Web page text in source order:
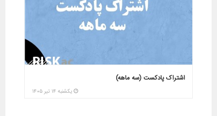
دوره پیش بینی تغییرات ژئوپولتیک و خاورمیانه در سال